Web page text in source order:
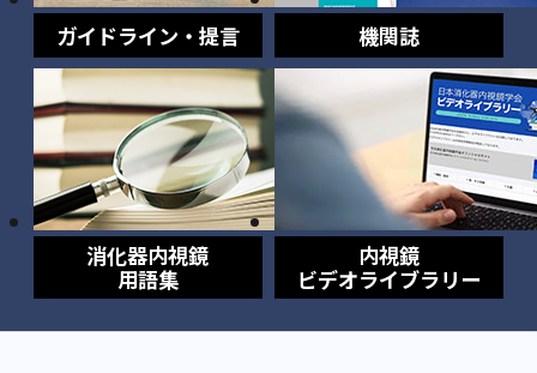
ガイドライン・提言 機関誌
消化器内視鏡
用語集
内視鏡
ビデオライブラリー